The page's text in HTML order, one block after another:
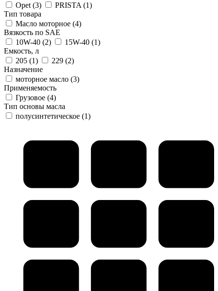
Opet (3) PRISTA (1)
Тип товара
Масло моторное (4)
Вязкость по SAE
10W-40 (2) 15W-40 (1)
Емкость, л
205 (1) 229 (2)
Назначение
моторное масло (3)
Применяемость
Грузовое (4)
Тип основы масла
полусинтетическое (1)